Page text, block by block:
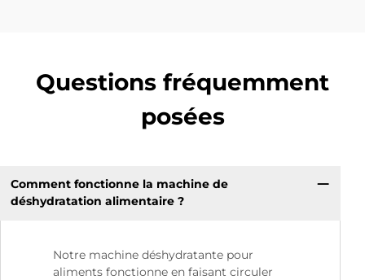
Questions fréquemment
posées
Comment fonctionne la machine de
déshydratation alimentaire ?
Notre machine déshydratante pour
aliments fonctionne en faisant circuler